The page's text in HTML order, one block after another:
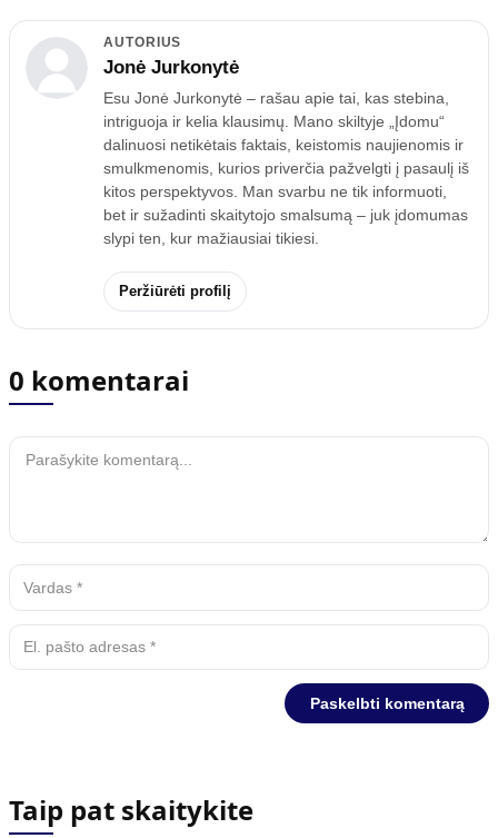
AUTORIUS
Jonė Jurkonytė
Esu Jonė Jurkonytė – rašau apie tai, kas stebina,
intriguoja ir kelia klausimų. Mano skiltyje „Įdomu“
dalinuosi netikėtais faktais, keistomis naujienomis ir
smulkmenomis, kurios priverčia pažvelgti į pasaulį iš
kitos perspektyvos. Man svarbu ne tik informuoti,
bet ir sužadinti skaitytojo smalsumą – juk įdomumas
slypi ten, kur mažiausiai tikiesi.
Peržiūrėti profilį
0 komentarai
Taip pat skaitykite